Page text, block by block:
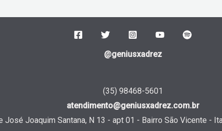
@geniusxadrez
(35) 98468-5601
atendimento@geniusxadrez.com.br
José Joaquim Santana, N 13 - apt 01 - Bairro São Vicente -